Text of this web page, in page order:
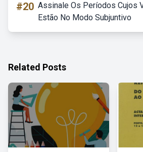
#20 Assinale Os Períodos Cujos
Estão No Modo Subjuntivo
Related Posts